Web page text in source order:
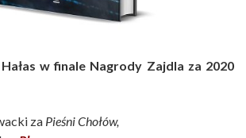
w finale Nagrody Zajdla za 2020
za Pieśni Chołów,